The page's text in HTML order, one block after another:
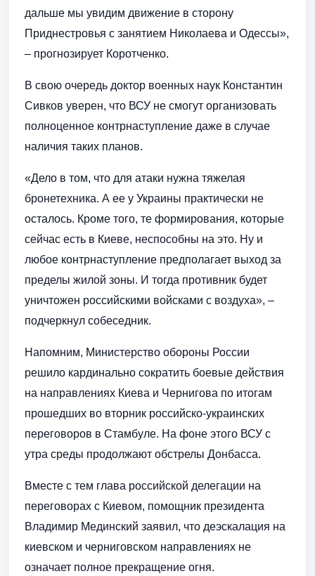
дальше мы увидим движение в сторону
Приднестровья с занятием Николаева и Одессы»,
– прогнозирует Коротченко.
В свою очередь доктор военных наук Константин
Сивков уверен, что ВСУ не смогут организовать
полноценное контрнаступление даже в случае
наличия таких планов.
«Дело в том, что для атаки нужна тяжелая
бронетехника. А ее у Украины практически не
осталось. Кроме того, те формирования, которые
сейчас есть в Киеве, неспособны на это. Ну и
любое контрнаступление предполагает выход за
пределы жилой зоны. И тогда противник будет
уничтожен российскими войсками с воздуха», –
подчеркнул собеседник.
Напомним, Министерство обороны России
решило кардинально сократить боевые действия
на направлениях Киева и Чернигова по итогам
прошедших во вторник российско-украинских
переговоров в Стамбуле. На фоне этого ВСУ с
утра среды продолжают обстрелы Донбасса.
Вместе с тем глава российской делегации на
переговорах с Киевом, помощник президента
Владимир Мединский заявил, что деэскалация на
киевском и черниговском направлениях не
означает полное прекращение огня.